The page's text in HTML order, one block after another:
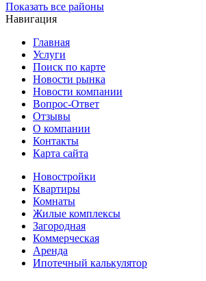
Показать все районы
Навигация
Главная
Услуги
Поиск по карте
Новости рынка
Новости компании
Вопрос-Ответ
Отзывы
О компании
Контакты
Карта сайта
Новостройки
Квартиры
Комнаты
Жилые комплексы
Загородная
Коммерческая
Аренда
Ипотечный калькулятор